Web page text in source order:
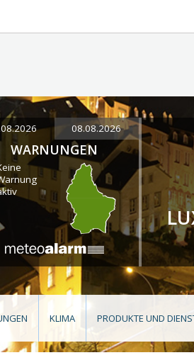
08.08.2026
WARNUNGEN
KLIMA PRODUKTE UND